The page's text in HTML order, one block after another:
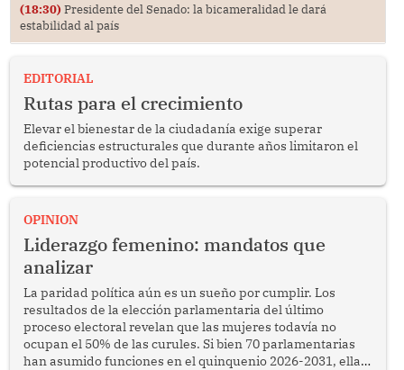
(18:30) Presidente del Senado: la bicameralidad le dará
estabilidad al país
EDITORIAL
Rutas para el crecimiento
Elevar el bienestar de la ciudadanía exige superar
deficiencias estructurales que durante años limitaron el
potencial productivo del país.
OPINION
Liderazgo femenino: mandatos que
analizar
La paridad política aún es un sueño por cumplir. Los
resultados de la elección parlamentaria del último
proceso electoral revelan que las mujeres todavía no
ocupan el 50% de las curules. Si bien 70 parlamentarias
han asumido funciones en el quinquenio 2026-2031, ellas